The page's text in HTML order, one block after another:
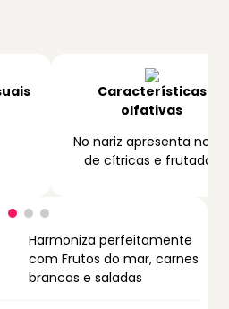
Harmoniza perfeitamente
com Frutos do mar, carnes
brancas e saladas
Características
olfativas
No nariz apresenta notas
de cítricas e frutadas